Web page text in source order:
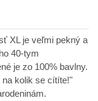
XL je veľmi pekný a
40-tym
je zo 100% bavlny.
na kolik se cítíte!"